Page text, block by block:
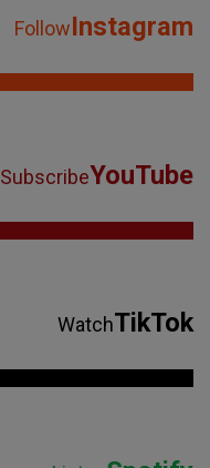
FollowInstagram
SubscribeYouTube
WatchTikTok